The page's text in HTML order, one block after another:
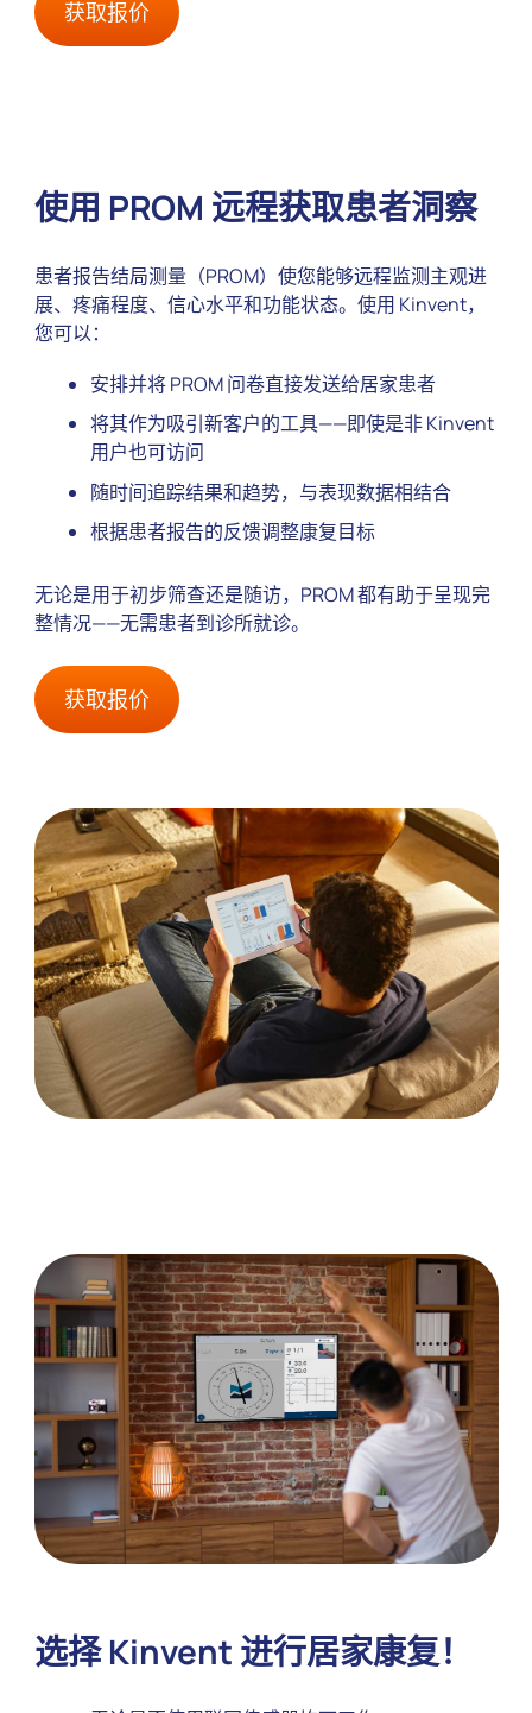
获取报价
使用 PROM 远程获取患者洞察
患者报告结局测量（PROM）使您能够远程监测主观进
展、疼痛程度、信心水平和功能状态。使用 Kinvent，
您可以：
安排并将 PROM 问卷直接发送给居家患者
将其作为吸引新客户的工具——即使是非 Kinvent
用户也可访问
随时间追踪结果和趋势，与表现数据相结合
根据患者报告的反馈调整康复目标
无论是用于初步筛查还是随访，PROM 都有助于呈现完
整情况——无需患者到诊所就诊。
获取报价
选择 Kinvent 进行居家康复！